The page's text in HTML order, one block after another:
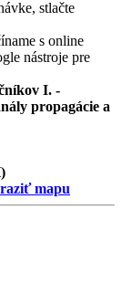
stlačte
I. -
propagácie a
mapu